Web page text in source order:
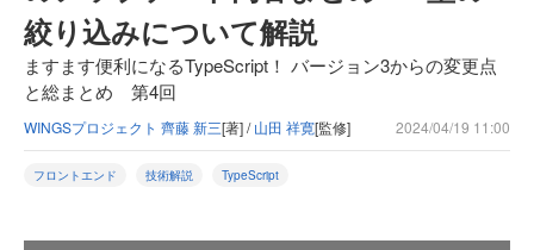
絞り込みについて解説
ますます便利になるTypeScript！ バージョン3からの変更点
と総まとめ 第4回
WINGSプロジェクト 齊藤 新三[著] /山田 祥寛[監修] 2024/04/19 11:00
フロントエンド 技術解説 TypeScript